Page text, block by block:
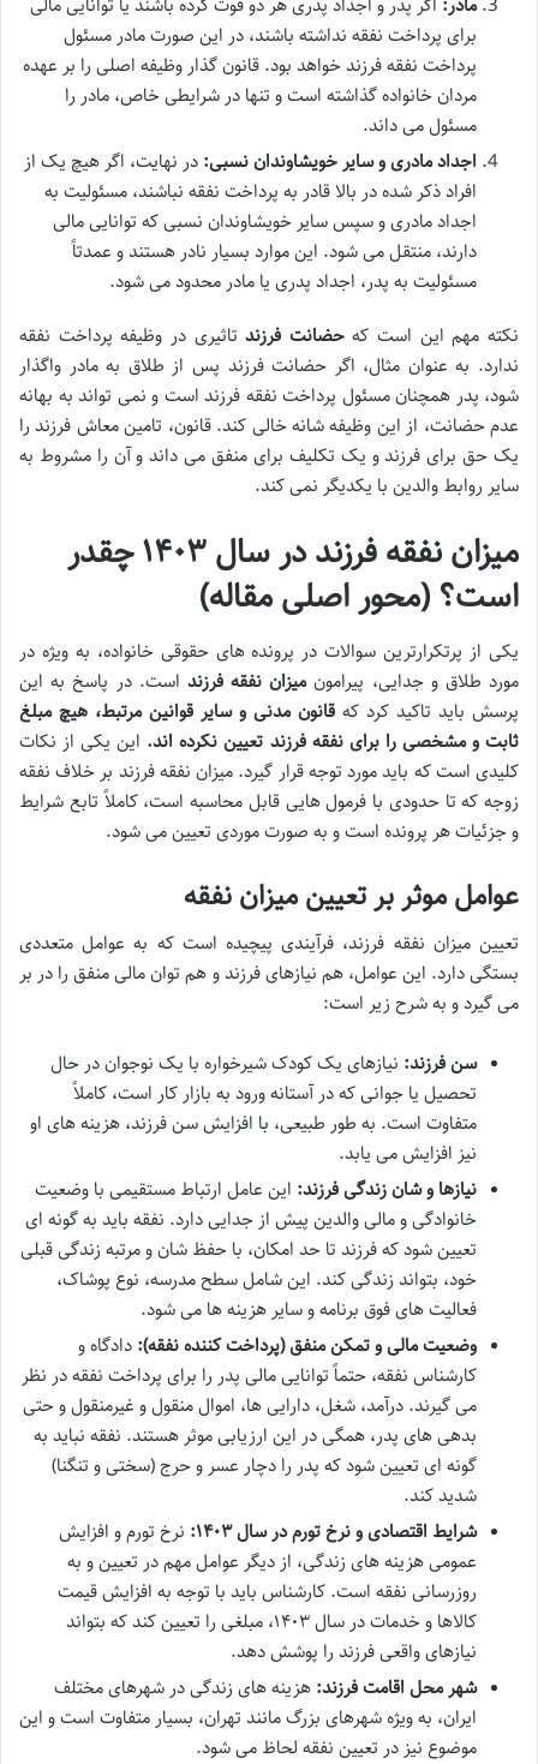
مادر: اگر پدر و اجداد پدری هر دو فوت کرده باشند یا توانایی مالی
برای پرداخت نفقه نداشته باشند، در این صورت مادر مسئول
پرداخت نفقه فرزند خواهد بود. قانون گذار وظیفه اصلی را بر عهده
مردان خانواده گذاشته است و تنها در شرایطی خاص، مادر را
مسئول می داند.
اجداد مادری و سایر خویشاوندان نسبی: در نهایت، اگر هیچ یک از
افراد ذکر شده در بالا قادر به پرداخت نفقه نباشند، مسئولیت به
اجداد مادری و سپس سایر خویشاوندان نسبی که توانایی مالی
دارند، منتقل می شود. این موارد بسیار نادر هستند و عمدتاً
مسئولیت به پدر، اجداد پدری یا مادر محدود می شود.
نکته مهم این است کهحضانت فرزندتاثیری در وظیفه پرداخت نفقه
ندارد. به عنوان مثال، اگر حضانت فرزند پس از طلاق به مادر واگذار
شود، پدر همچنان مسئول پرداخت نفقه فرزند است و نمی تواند به بهانه
عدم حضانت، از این وظیفه شانه خالی کند. قانون، تامین معاش فرزند را
یک حق برای فرزند و یک تکلیف برای منفق می داند و آن را مشروط به
سایر روابط والدین با یکدیگر نمی کند.
میزان نفقه فرزند در سال ۱۴۰۳ چقدر
است؟ (محور اصلی مقاله)
یکی از پرتکرارترین سوالات در پرونده های حقوقی خانواده، به ویژه در
مورد طلاق و جدایی، پیرامونمیزان نفقه فرزند است. در پاسخ به این
پرسش باید تاکید کرد که قانون مدنی و سایر قوانین مرتبط، هیچ مبلغ
ثابت و مشخصی را برای نفقه فرزند تعیین نکرده اند. این یکی از نکات
کلیدی است که باید مورد توجه قرار گیرد. میزان نفقه فرزند بر خلاف نفقه
زوجه که تا حدودی با فرمول هایی قابل محاسبه است، کاملاً تابع شرایط
و جزئیات هر پرونده است و به صورت موردی تعیین می شود.
عوامل موثر بر تعیین میزان نفقه
تعیین میزان نفقه فرزند، فرآیندی پیچیده است که به عوامل متعددی
بستگی دارد. این عوامل، هم نیازهای فرزند و هم توان مالی منفق را در بر
می گیرد و به شرح زیر است:
سن فرزند: نیازهای یک کودک شیرخواره با یک نوجوان در حال
تحصیل یا جوانی که در آستانه ورود به بازار کار است، کاملاً
متفاوت است. به طور طبیعی، با افزایش سن فرزند، هزینه های او
نیز افزایش می یابد.
نیازها و شان زندگی فرزند: این عامل ارتباط مستقیمی با وضعیت
خانوادگی و مالی والدین پیش از جدایی دارد. نفقه باید به گونه ای
تعیین شود که فرزند تا حد امکان، با حفظ شان و مرتبه زندگی قبلی
خود، بتواند زندگی کند. این شامل سطح مدرسه، نوع پوشاک،
فعالیت های فوق برنامه و سایر هزینه ها می شود.
وضعیت مالی و تمکن منفق (پرداخت کننده نفقه): دادگاه و
کارشناس نفقه، حتماً توانایی مالی پدر را برای پرداخت نفقه در نظر
می گیرند. درآمد، شغل، دارایی ها، اموال منقول و غیرمنقول و حتی
بدهی های پدر، همگی در این ارزیابی موثر هستند. نفقه نباید به
گونه ای تعیین شود که پدر را دچار عسر و حرج (سختی و تنگنا)
شدید کند.
شرایط اقتصادی و نرخ تورم در سال ۱۴۰۳:
نرخ تورم و افزایش
عمومی هزینه های زندگی، از دیگر عوامل مهم در تعیین و به
روزرسانی نفقه است. کارشناس باید با توجه به افزایش قیمت
کالاها و خدمات در سال ۱۴۰۳، مبلغی را تعیین کند که بتواند
نیازهای واقعی فرزند را پوشش دهد.
شهر محل اقامت فرزند: هزینه های زندگی در شهرهای مختلف
ایران، به ویژه شهرهای بزرگ مانند تهران، بسیار متفاوت است و این
موضوع نیز در تعیین نفقه لحاظ می شود.